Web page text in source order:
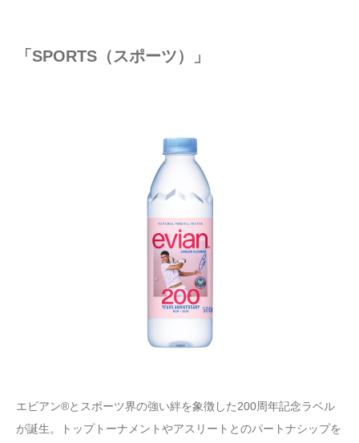
「SPORTS（スポーツ）」
エビアン®とスポーツ界の強い絆を象徴した200周年記念ラベル
が誕生。トップトーナメントやアスリートとのパートナシップを